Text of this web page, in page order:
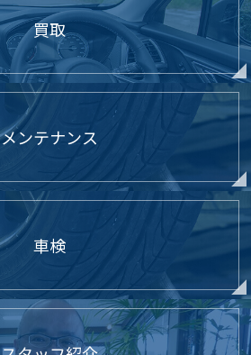
買取
メンテナンス
車検